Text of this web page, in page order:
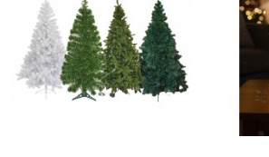
2x Antenna Estetica A Pinna di